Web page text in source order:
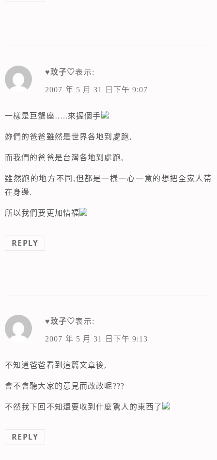
♥玟子♡表示:
2007 年 5 月 31 日下午 9:07
一樣是巨蟹座…..來握個手
妳們的爸爸雖然是世界各地到處跑,
而我們的爸爸是台灣各地到處跑,
雖然跑的地方不同,但都是一樣一心一意的想把全家人帶
在身邊.
所以我們要更加惜福
REPLY
♥玟子♡表示:
2007 年 5 月 31 日下午 9:13
不知道爸爸看到這篇文章後,
會不會聽大家的意見而改改呢???
不然我下回不知還要收到什麼驚人的東西了
REPLY